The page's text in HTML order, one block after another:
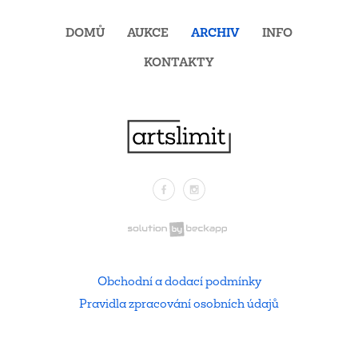
FacebookInstagram
DOMŮ AUKCE ARCHIV
INFO
KONTAKTY
Obchodní a dodací podmínky
Pravidla zpracování osobních údajů